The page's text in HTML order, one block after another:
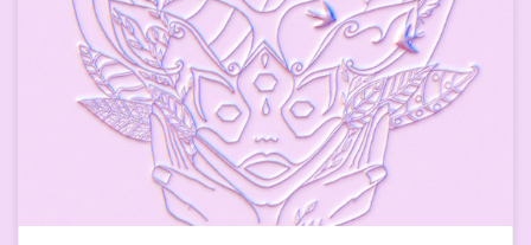
Regarder ce que les autres explorent et partagent m’aide, un
peu, à entrevoir ce que je pourrai, moi aussi, partager, depuis
mon territoire. Car, sur mon territoire, beaucoup de fleurs ont
poussé, des fleurs dont les graines ont été semées il y a bien
longtemps. J’entrevois déjà un peu de […]